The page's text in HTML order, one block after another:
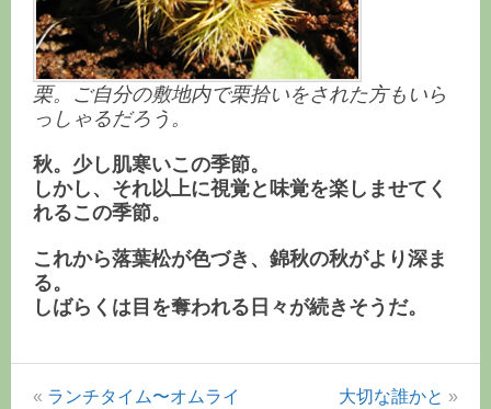
栗。ご自分の敷地内で栗拾いをされた方もいら
っしゃるだろう。
秋。少し肌寒いこの季節。
しかし、それ以上に視覚と味覚を楽しませてく
れるこの季節。
これから落葉松が色づき、錦秋の秋がより深ま
る。
しばらくは目を奪われる日々が続きそうだ。
« ランチタイム〜オムライ 大切な誰かと »